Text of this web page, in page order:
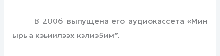
В 2006 выпущена его аудиокассета «Мин
ырыа кэьиилээх кэлиэ5им”.